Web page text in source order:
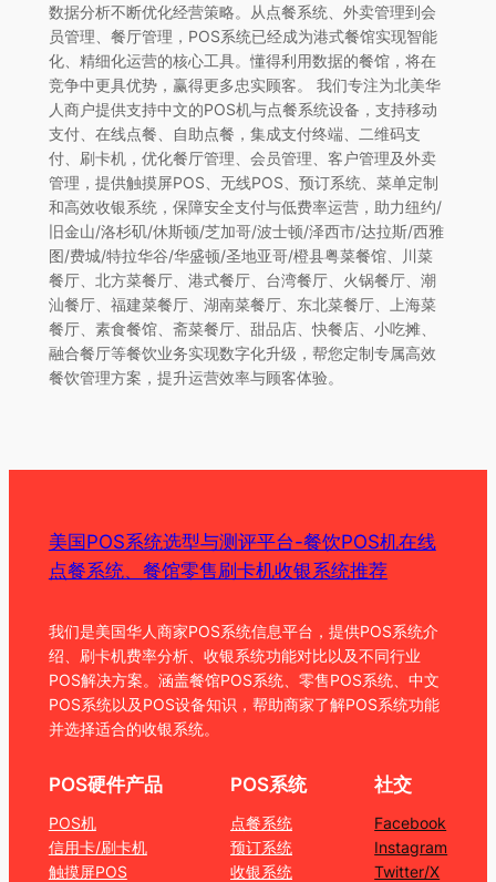
数据分析不断优化经营策略。从点餐系统、外卖管理到会
员管理、餐厅管理，POS系统已经成为港式餐馆实现智能
化、精细化运营的核心工具。懂得利用数据的餐馆，将在
竞争中更具优势，赢得更多忠实顾客。 我们专注为北美华
人商户提供支持中文的POS机与点餐系统设备，支持移动
支付、在线点餐、自助点餐，集成支付终端、二维码支
付、刷卡机，优化餐厅管理、会员管理、客户管理及外卖
管理，提供触摸屏POS、无线POS、预订系统、菜单定制
和高效收银系统，保障安全支付与低费率运营，助力纽约/
旧金山/洛杉矶/休斯顿/芝加哥/波士顿/泽西市/达拉斯/西雅
图/费城/特拉华谷/华盛顿/圣地亚哥/橙县粤菜餐馆、川菜
餐厅、北方菜餐厅、港式餐厅、台湾餐厅、火锅餐厅、潮
汕餐厅、福建菜餐厅、湖南菜餐厅、东北菜餐厅、上海菜
餐厅、素食餐馆、斋菜餐厅、甜品店、快餐店、小吃摊、
融合餐厅等餐饮业务实现数字化升级，帮您定制专属高效
餐饮管理方案，提升运营效率与顾客体验。
美国POS系统选型与测评平台-餐饮POS机在线
点餐系统、餐馆零售刷卡机收银系统推荐
我们是美国华人商家POS系统信息平台，提供POS系统介
绍、刷卡机费率分析、收银系统功能对比以及不同行业
POS解决方案。涵盖餐馆POS系统、零售POS系统、中文
POS系统以及POS设备知识，帮助商家了解POS系统功能
并选择适合的收银系统。
POS硬件产品
POS机
信用卡/刷卡机
触摸屏POS
POS系统
点餐系统
预订系统
收银系统
社交
Facebook
Instagram
Twitter/X